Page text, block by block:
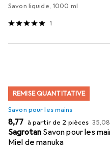
Savon liquide, 1000 ml
1
REMISE QUANTITATIVE
Savon pour les mains
EUR
8,77 à partir de 2 pièces EUR
35,08
Sagrotan Savon pour les
Miel de manuka